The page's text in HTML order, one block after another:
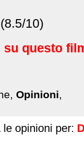
(8.5/10)
questo
Opinioni,
le opinioni per: